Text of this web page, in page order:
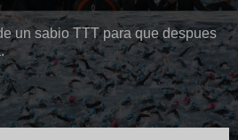
un sabio TTT para que despues